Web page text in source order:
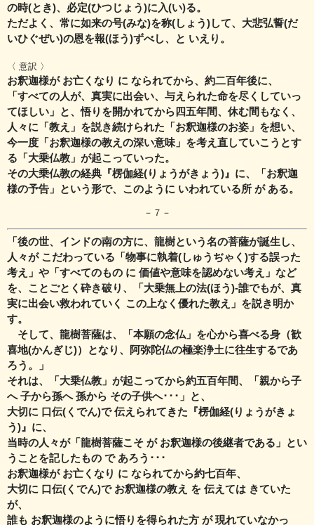
の時(とき)、必定(ひつじょう)に入(い)る。
ただよく、常に如来の号(みな)を称(しょう)して、大悲弘誓(だ
いひぐぜい)の恩を報(ほう)ずべし、と いえり。
〈 意訳 〉
お釈迦様が お亡くなり に なられてから、約二百年後に、
「すべての人が、真実に出会い、与えられた命を尽くしていっ
てほしい」と、悟りを開かれてから四五年間、休む間もなく、
人々に「教え」を説き続けられた 「お釈迦様のお姿」を想い、
今一度「お釈迦様の教えの深い意味」を考え直していこうとす
る「大乗仏教」が起こっていった。
その大乗仏教の経典『楞伽経(りょうがきょう)』に、「お釈迦
様の予告」という形で、 このように いわれている所 が ある。
－７－
「後の世、インドの南の方に、龍樹という名の菩薩が誕生し、
人々が こだわっている「物事に執着(しゅうぢゃく)する誤った
考え」や 「すべてのもの に 価値や意味を認めない考え」など
を、ことごとく砕き破り、
「大乗無上の法(ほう)‐誰でもが、真
実に出会い救われていく この上なく優れた教え」 を説き明か
す。
そして、龍樹菩薩は、「本願の念仏」を心から喜べる身（歓
喜地(かんぎじ)）となり、
阿弥陀仏の極楽浄土に往生するであ
ろう。」
それは、「大乗仏教」が起こってから約五百年間、
「親から子
へ 子から孫へ 孫から その子供へ･･･」と、
大切に 口伝(くでん)で 伝えられてきた『楞伽経(りょうがきょ
う)』に、
当時の人々が「龍樹菩薩こそ が お釈迦様の後継者である」とい
うことを記したもの で あろう･･･
お釈迦様が お亡くなり に なられてから約七百年、
大切に 口伝(くでん)で お釈迦様の教え を 伝えては きていた
が、
誰も お釈迦様のように悟りを得られた方 が 現れていなかっ